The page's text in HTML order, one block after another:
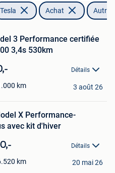
Tesla Achat Autre
3 Performance certifiée
3,4s 530km
Détails
km 3 août 26
X Performance-
avec kit d'hiver
Détails
km 20 mai 26